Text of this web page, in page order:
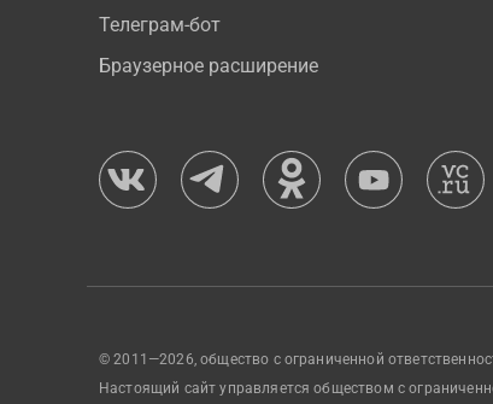
Телеграм-бот
Браузерное расширение
© 2011—2026, общество с ограниченной
Настоящий сайт управляется обществом с